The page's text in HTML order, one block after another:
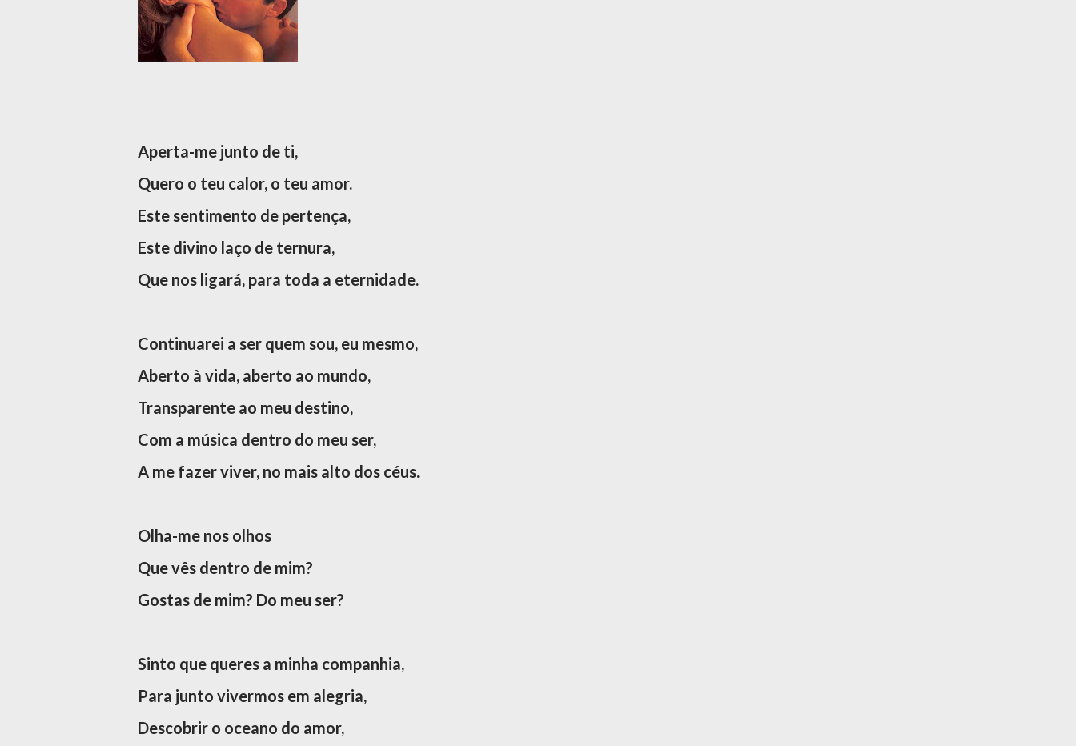
Aperta-me junto de ti,
Quero o teu calor, o teu amor.
Este sentimento de pertença,
Este divino laço de ternura,
Que nos ligará, para toda a eternidade.
Continuarei a ser quem sou, eu mesmo,
Aberto à vida, aberto ao mundo,
Transparente ao meu destino,
Com a música dentro do meu ser,
A me fazer viver, no mais alto dos céus.
Olha-me nos olhos
Que vês dentro de mim?
Gostas de mim? Do meu ser?
Sinto que queres a minha companhia,
Para junto vivermos em alegria,
Descobrir o oceano do amor,